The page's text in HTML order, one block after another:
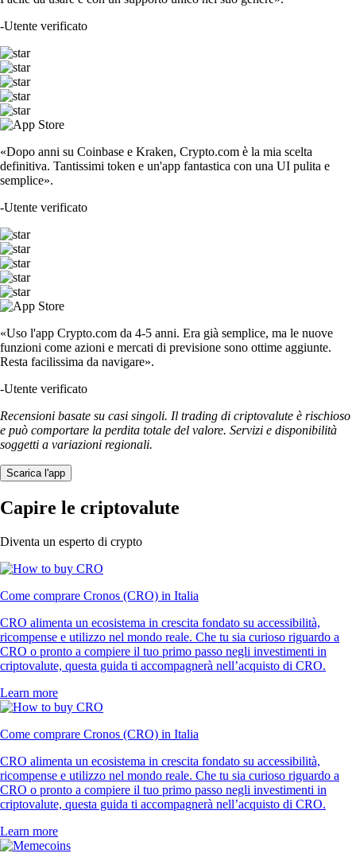
-Utente verificato
«Dopo anni su Coinbase e Kraken, Crypto.com è la mia scelta
definitiva. Tantissimi token e un'app fantastica con una UI pulita e
semplice».
-Utente verificato
«Uso l'app Crypto.com da 4-5 anni. Era già semplice, ma le nuove
funzioni come azioni e mercati di previsione sono ottime aggiunte.
Resta facilissima da navigare».
-Utente verificato
Recensioni basate su casi singoli. Il trading di criptovalute è rischioso
e può comportare la perdita totale del valore. Servizi e disponibilità
soggetti a variazioni regionali.
Scarica l'app
Capire le criptovalute
Diventa un esperto di crypto
Come comprare Cronos (CRO) in Italia
CRO alimenta un ecosistema in crescita fondato su accessibilità,
ricompense e utilizzo nel mondo reale. Che tu sia curioso riguardo a
CRO o pronto a compiere il tuo primo passo negli investimenti in
criptovalute, questa guida ti accompagnerà nell’acquisto di CRO.
Learn more
Come comprare Cronos (CRO) in Italia
CRO alimenta un ecosistema in crescita fondato su accessibilità,
ricompense e utilizzo nel mondo reale. Che tu sia curioso riguardo a
CRO o pronto a compiere il tuo primo passo negli investimenti in
criptovalute, questa guida ti accompagnerà nell’acquisto di CRO.
Learn more